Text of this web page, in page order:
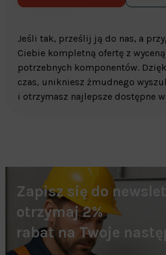
Jeśli tak, prześlij ją do nas, a
Ciebie kompletną ofertę z
potrzebnych komponentów.
czas, unikniesz żmudnego
i otrzymasz najlepsze dostępne
Zapisz się do
otrzymaj 2%
rabat na Twoje